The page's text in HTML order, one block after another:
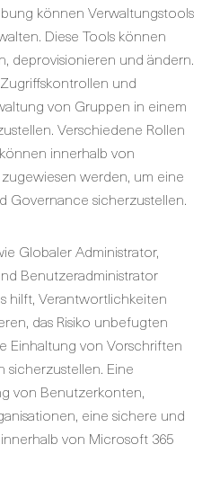
können Verwaltungstools
Diese Tools können
deprovisionieren und ändern.
und
von Gruppen in einem
Verschiedene Rollen
innerhalb von
werden, um eine
Governance sicherzustellen.
Globaler Administrator,
Benutzeradministrator
hilft, Verantwortlichkeiten
das Risiko unbefugten
Einhaltung von Vorschriften
Eine
von Benutzerkonten,
eine sichere und
von Microsoft 365